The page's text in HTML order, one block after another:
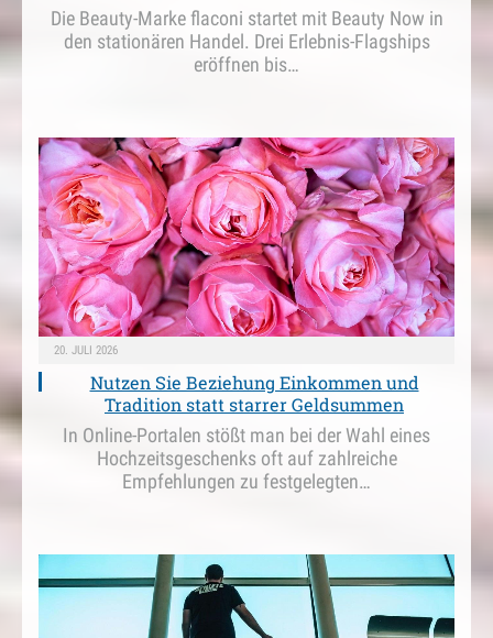
Die Beauty-Marke flaconi startet mit Beauty Now in
den stationären Handel. Drei Erlebnis-Flagships
eröffnen bis…
20. JULI 2026
Nutzen Sie Beziehung Einkommen und
Tradition statt starrer Geldsummen
In Online-Portalen stößt man bei der Wahl eines
Hochzeitsgeschenks oft auf zahlreiche
Empfehlungen zu festgelegten…